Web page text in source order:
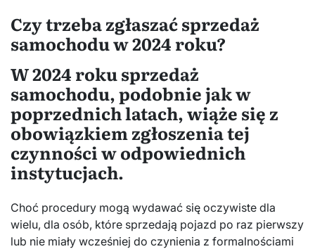
Czy trzeba zgłaszać sprzedaż
samochodu w 2024 roku?
W 2024 roku sprzedaż
samochodu, podobnie jak w
poprzednich latach, wiąże się z
obowiązkiem zgłoszenia tej
czynności w odpowiednich
instytucjach.
Choć procedury mogą wydawać się oczywiste dla
wielu, dla osób, które sprzedają pojazd po raz pierwszy
lub nie miały wcześniej do czynienia z formalnościami